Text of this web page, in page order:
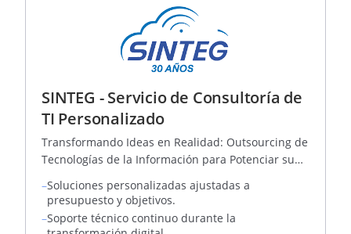
SINTEG - Servicio de Consultoría de
TI Personalizado
Transformando Ideas en Realidad: Outsourcing de
Tecnologías de la Información para Potenciar su
–Soluciones personalizadas ajustadas a
presupuesto y objetivos.
–Soporte técnico continuo durante la